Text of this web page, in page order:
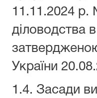
11.11.2024 р.
діловодства
України
1.4. Засади